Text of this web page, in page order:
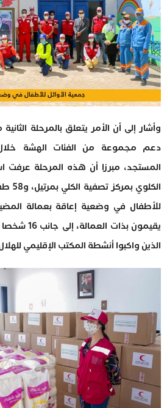
وأشار إلى أن الأمر يتعلق بالمرحلة
دعم مجموعة من الفئات الهشة
يقيمون
الذين واكبوا أنشطة المكتب الإقليمي